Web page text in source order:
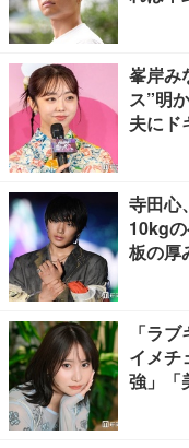
峯岸み
ス”明
夫にド
寺田心
10kg
板の厚
「ラ
イメチ
強」「